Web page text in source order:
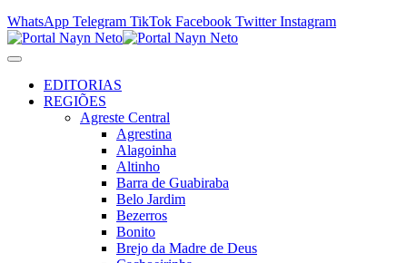
WhatsApp Telegram TikTok Facebook Twitter Instagram
EDITORIAS
REGIÕES
Agreste Central
Agrestina
Alagoinha
Altinho
Barra de Guabiraba
Belo Jardim
Bezerros
Bonito
Brejo da Madre de Deus